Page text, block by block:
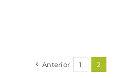
Anterior 1 2